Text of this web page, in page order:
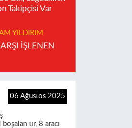
Takipçisi Var
YILDIRIM
İŞLENEN
06 Ağustos 2025
boşalan tır, 8 aracı